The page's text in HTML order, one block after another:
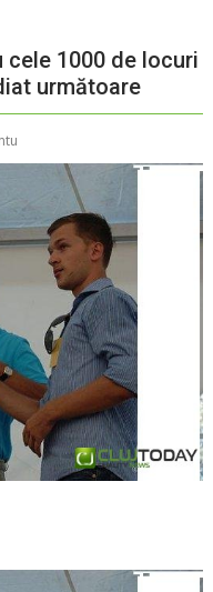
1000 de locuri
următoare